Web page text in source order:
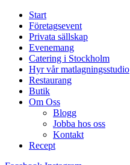
Start
Företagsevent
Privata sällskap
Evenemang
Catering i Stockholm
Hyr vår matlagningsstudio
Restaurang
Butik
Om Oss
Blogg
Jobba hos oss
Kontakt
Recept